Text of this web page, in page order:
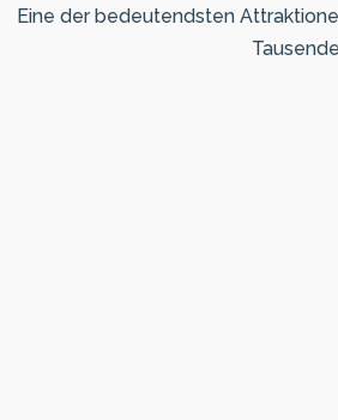
Eine der bedeutendsten